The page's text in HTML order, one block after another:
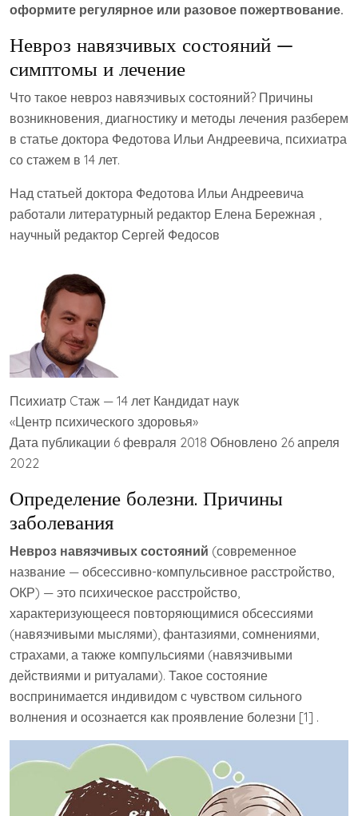
оформите регулярное или разовое пожертвование.
Невроз навязчивых состояний —
симптомы и лечение
Что такое невроз навязчивых состояний? Причины
возникновения, диагностику и методы лечения разберем
в статье доктора Федотова Ильи Андреевича, психиатра
со стажем в 14 лет.
Над статьей доктора Федотова Ильи Андреевича
работали литературный редактор Елена Бережная ,
научный редактор Сергей Федосов
Психиатр Cтаж — 14 лет Кандидат наук
«Центр психического здоровья»
Дата публикации 6 февраля 2018 Обновлено 26 апреля
2022
Определение болезни. Причины
заболевания
Невроз навязчивых состояний (современное
название — обсессивно-компульсивное расстройство,
ОКР) — это психическое расстройство,
характеризующееся повторяющимися обсессиями
(навязчивыми мыслями), фантазиями, сомнениями,
страхами, а также компульсиями (навязчивыми
действиями и ритуалами). Такое состояние
воспринимается индивидом с чувством сильного
волнения и осознается как проявление болезни [1] .